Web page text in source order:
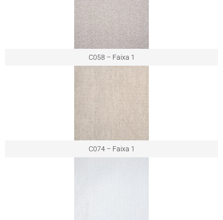
C058 – Faixa 1
C074 – Faixa 1